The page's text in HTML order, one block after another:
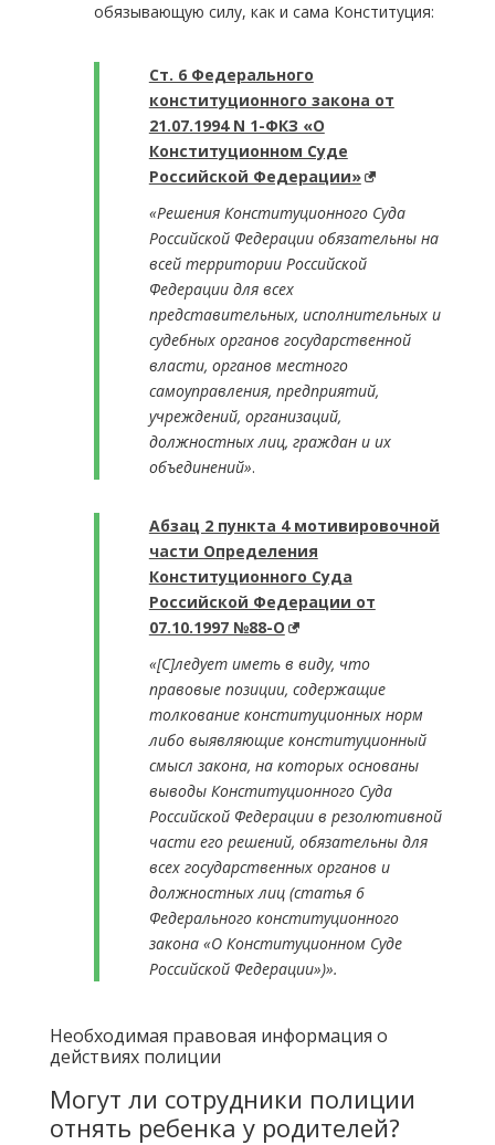
обязывающую силу, как и сама Конституция:
Ст. 6 Федерального
конституционного закона от
21.07.1994 N 1-ФКЗ «О
Конституционном Суде
Российской Федерации»
«Решения Конституционного Суда
Российской Федерации обязательны на
всей территории Российской
Федерации для всех
представительных, исполнительных и
судебных органов государственной
власти, органов местного
самоуправления, предприятий,
учреждений, организаций,
должностных лиц, граждан и их
объединений».
Абзац 2 пункта 4 мотивировочной
части Определения
Конституционного Суда
Российской Федерации от
07.10.1997 №88-О
«[С]ледует иметь в виду, что
правовые позиции, содержащие
толкование конституционных норм
либо выявляющие конституционный
смысл закона, на которых основаны
выводы Конституционного Суда
Российской Федерации в резолютивной
части его решений, обязательны для
всех государственных органов и
должностных лиц (статья 6
Федерального конституционного
закона «О Конституционном Суде
Российской Федерации»)».
Необходимая правовая информация о
действиях полиции
Могут ли сотрудники полиции
отнять ребенка у родителей?